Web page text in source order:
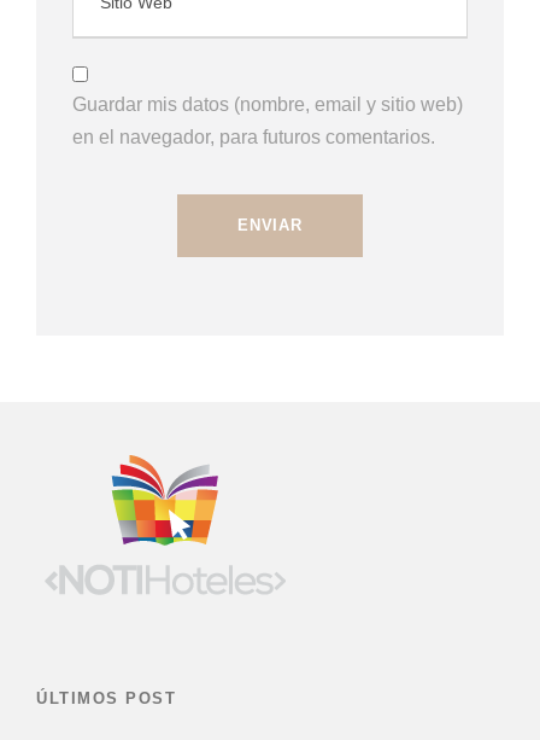
Guardar mis datos (nombre, email y sitio web)
en el navegador, para futuros comentarios.
ÚLTIMOS POST